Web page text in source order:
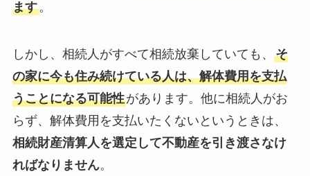
ます。
しかし、相続人がすべて相続放棄していても、 そ
の家に今も住み続けている人は、解体費用を支払
うことになる可能性があります。他に相続人がお
らず、解体費用を支払いたくないというときは、
相続財産清算人を選定して不動産を引き渡さなけ
ればなりません。